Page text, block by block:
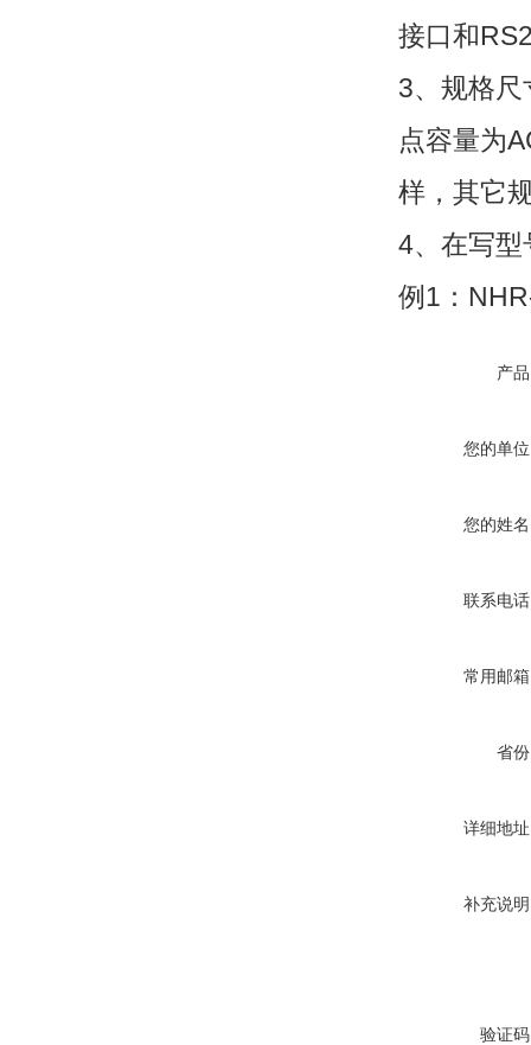
接口和
3、规格
点容量为
样，其它
4、在写型
例1：
产
您的单
您的姓
联系电
常用邮
省
详细地
补充说
验证